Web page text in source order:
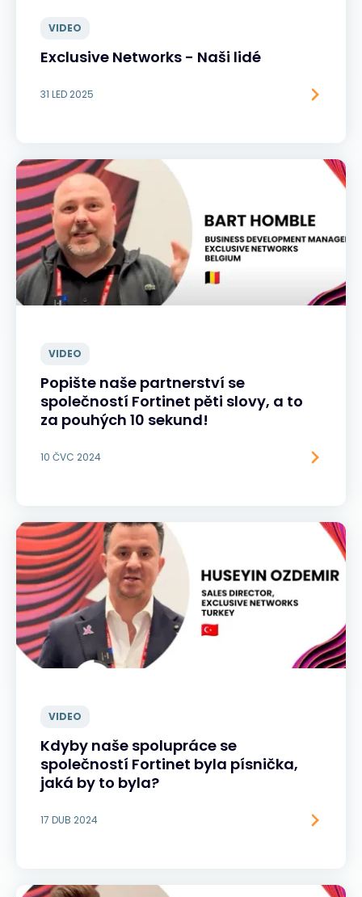
VIDEO
Exclusive Networks - Naši lidé
31 LED 2025
VIDEO
Popište naše partnerství se
společností Fortinet pěti slovy, a to
za pouhých 10 sekund!
10 ČVC 2024
VIDEO
Kdyby naše spolupráce se
společností Fortinet byla písnička,
jaká by to byla?
17 DUB 2024